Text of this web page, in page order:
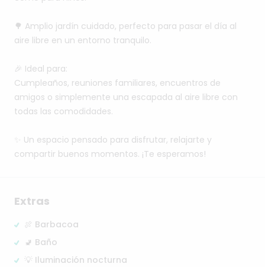
🌳 Amplio jardín cuidado, perfecto para pasar el día al
aire libre en un entorno tranquilo.
🎉 Ideal para:
Cumpleaños, reuniones familiares, encuentros de
amigos o simplemente una escapada al aire libre con
todas las comodidades.
Un espacio pensado para disfrutar, relajarte y
compartir buenos momentos. ¡Te esperamos!
Extras
🍖 Barbacoa
🚽 Baño
💡 Iluminación nocturna